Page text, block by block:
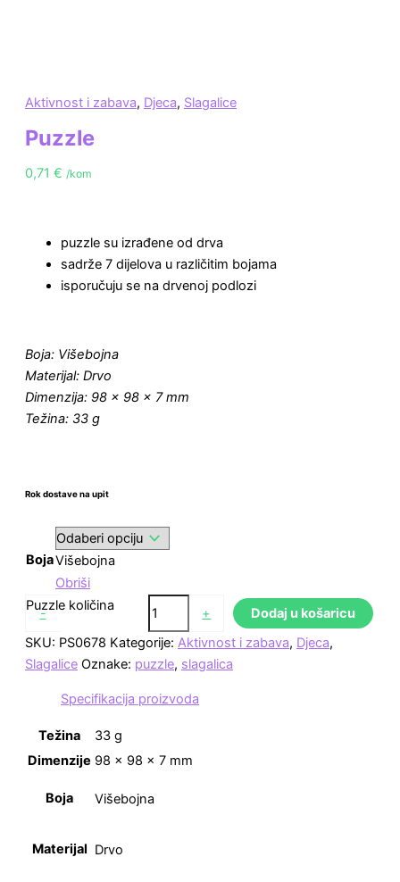
Aktivnost i zabava, Djeca, Slagalice
Puzzle
0,71 € /kom
puzzle su izrađene od drva
sadrže 7 dijelova u različitim bojama
isporučuju se na drvenoj podlozi
Boja: Višebojna
Materijal: Drvo
Dimenzija: 98 x 98 x 7 mm
Težina: 33 g
Rok dostave na upit
BojaVišebojna
Obriši
-
Puzzle količina +
Dodaj u košaricu
SKU: PS0678 Kategorije: Aktivnost i zabava, Djeca,
Slagalice Oznake: puzzle, slagalica
Specifikacija proizvoda
Težina
33 g
Dimenzije 98 × 98 × 7 mm
Boja Višebojna
Materijal Drvo